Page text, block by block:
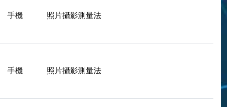
手機 照片攝影測量法
手機 照片攝影測量法